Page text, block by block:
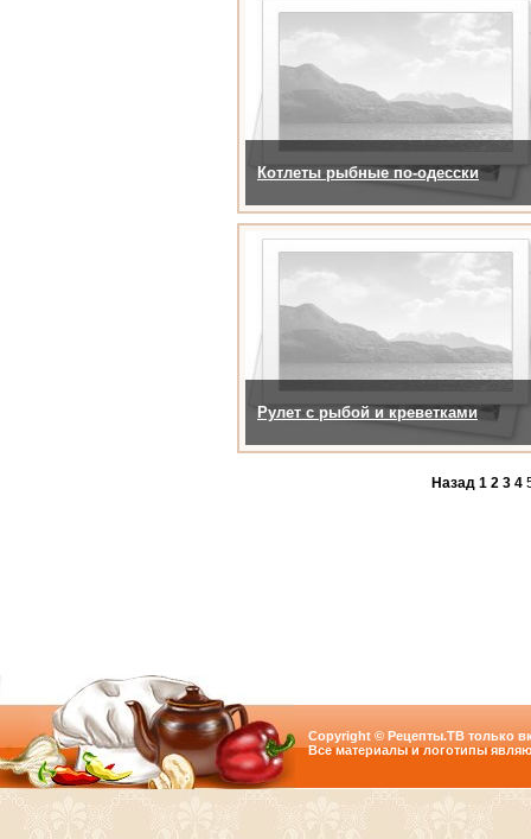
Котлеты рыбные по-одесски
Рулет с рыбой и креветками
Назад 1 2 3 4
Copyright © Рецепты.ТВ только
Все материалы и логотипы